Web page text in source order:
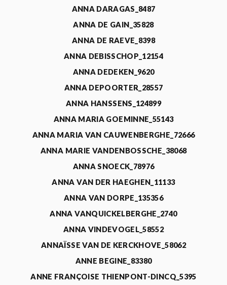
ANNA DARAGAS_8487
ANNA DE GAIN_35828
ANNA DE RAEVE_8398
ANNA DEBISSCHOP_12154
ANNA DEDEKEN_9620
ANNA DEPOORTER_28557
ANNA HANSSENS_124899
ANNA MARIA GOEMINNE_55143
ANNA MARIA VAN CAUWENBERGHE_72666
ANNA MARIE VANDENBOSSCHE_38068
ANNA SNOECK_78976
ANNA VAN DER HAEGHEN_11133
ANNA VAN DORPE_135356
ANNA VANQUICKELBERGHE_2740
ANNA VINDEVOGEL_58552
ANNAÏSSE VAN DE KERCKHOVE_58062
ANNE BEGINE_83380
ANNE FRANÇOISE THIENPONT-DINCQ_5395